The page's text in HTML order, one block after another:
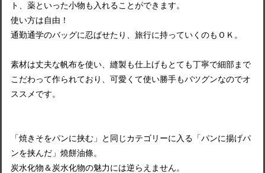
ト、薬といった小物も入れることができます。
使い方は自由！
通勤通学のバッグに忍ばせたり、旅行に持っていくのもＯＫ。
素材は丈夫な帆布を使い、縫製も仕上げもとても丁寧で細部まで
こだわって作られており、可愛くて使い勝手もバツグンなのでオ
ススメです。
「焼きそをパンに挟む」と同じカテゴリーに入る「パンに揚げパ
ンを挟んだ」燒餅油條。
炭水化物＆炭水化物の魅力には逆らえません。